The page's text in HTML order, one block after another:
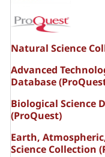
Natural Science
Advanced
Database
Biological Science
(ProQuest)
Earth,
Science Collection